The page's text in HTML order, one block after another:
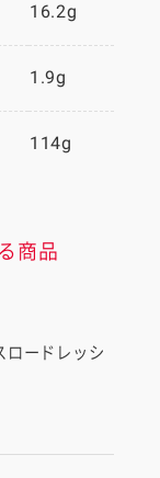
16.2g
1.9g
114g
商品
ロードレッシ